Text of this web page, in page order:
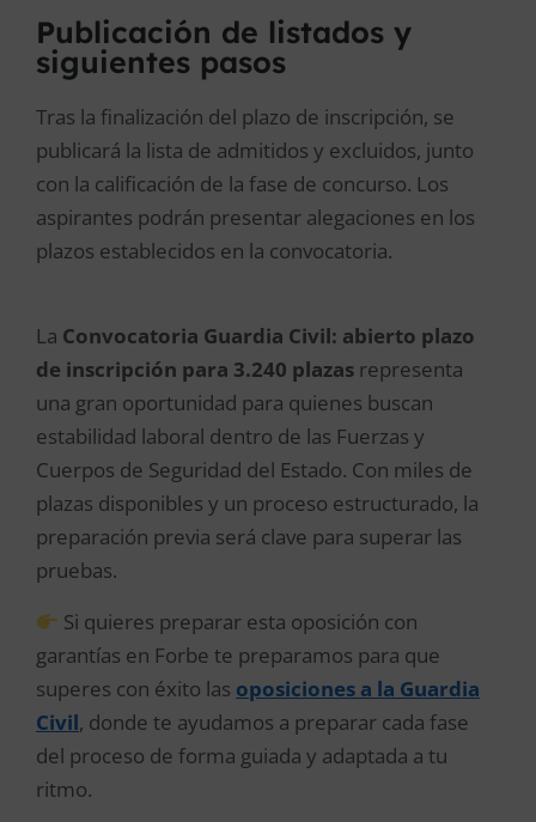
Publicación de listados y
siguientes pasos
Tras la finalización del plazo de inscripción, se
publicará la lista de admitidos y excluidos, junto
con la calificación de la fase de concurso. Los
aspirantes podrán presentar alegaciones en los
plazos establecidos en la convocatoria.
La Convocatoria Guardia Civil: abierto plazo
de inscripción para 3.240 plazas representa
una gran oportunidad para quienes buscan
estabilidad laboral dentro de las Fuerzas y
Cuerpos de Seguridad del Estado. Con miles de
plazas disponibles y un proceso estructurado, la
preparación previa será clave para superar las
pruebas.
Si quieres preparar esta oposición con
garantías en Forbe te preparamos para que
superes con éxito las oposiciones a la Guardia
Civil, donde te ayudamos a preparar cada fase
del proceso de forma guiada y adaptada a tu
ritmo.